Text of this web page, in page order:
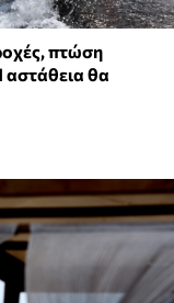
πτώση
αστάθεια θα